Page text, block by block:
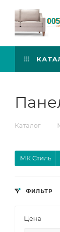
Каталог —
МК Стиль
ФИЛЬТР
Цена